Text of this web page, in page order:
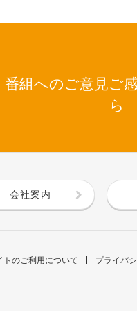
番組へのご意見ご
ら
会社案内
トのご利用について プライバ